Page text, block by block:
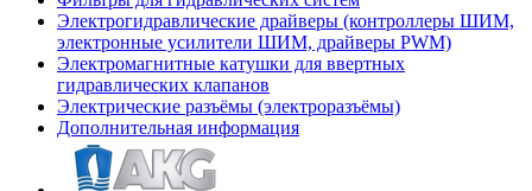
Электрогидравлические драйверы (контроллеры ШИМ,
электронные усилители ШИМ, драйверы PWM)
Электромагнитные катушки для ввертных
гидравлических клапанов
Электрические разъёмы (электроразъёмы)
Дополнительная информация